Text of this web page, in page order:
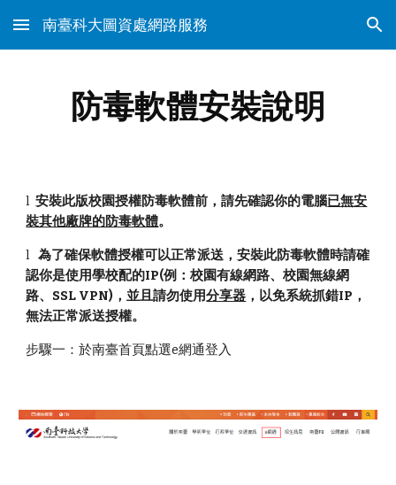
Skip to main content Skip to navigation
南臺科大圖資處網路服務
防毒軟體安裝說明
l安裝此版校園授權防毒軟體前，請先確認你的電腦已無安
裝其他廠牌的防毒軟體。
l為了確保軟體授權可以正常派送，安裝此防毒軟體時請確
認你是使用學校配的IP(例：校園有線網路、校園無線網
路、SSL VPN)，並且請勿使用分享器 ，以免系統抓錯IP，
無法正常派送授權。
步驟一：於南臺首頁點選e網通登入